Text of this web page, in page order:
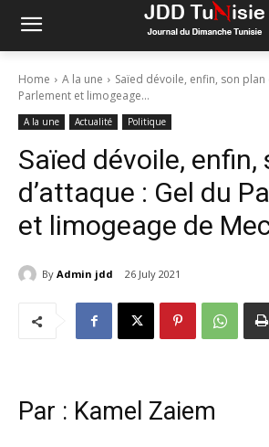
Home A la une
Saïed dévoile, enfin, son plan
Parlement et limogeage...
A la une Actualité Politique
Saïed dévoile, enfin,
d’attaque : Gel du
et limogeage de
By Admin jdd 26 July 2021
Par : Kamel Zaiem